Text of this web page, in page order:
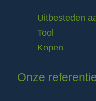
Uitbesteden
Tool
Kopen
Onze